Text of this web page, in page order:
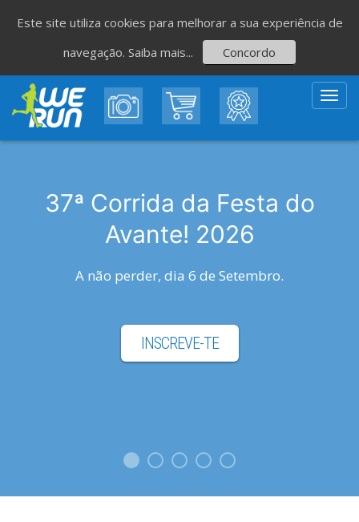
37ª Corrida da Festa do
Avante! 2026
A não perder, dia 6 de Setembro.
INSCREVE-TE
Este site utiliza cookies para melhorar a sua experiência de
navegação. Saiba mais... Concordo